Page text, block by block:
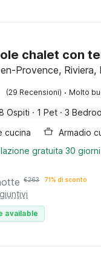
chalet con
Provence, Riviera,
(29 Recensioni) · Molto
Ospiti · 1 Pet · 3
cucina
gratuita 30
€263 71% di sconto
available